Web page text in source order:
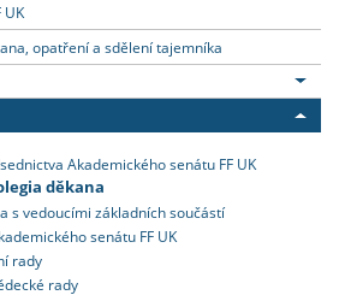
UK
opatření a sdělení tajemníka
Akademického senátu FF UK
děkana
s vedoucími základních součástí
senátu FF UK
rady
rady